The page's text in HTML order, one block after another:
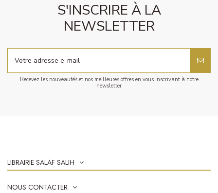
S'INSCRIRE À LA
NEWSLETTER
Recevez les nouveautés et nos meilleures offres en vous inscrivant à notre
newsletter
LIBRAIRIE SALAF SALIH
NOUS CONTACTER